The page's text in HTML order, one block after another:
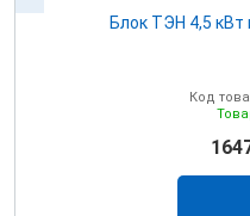
Блок ТЭН 4,5
Код